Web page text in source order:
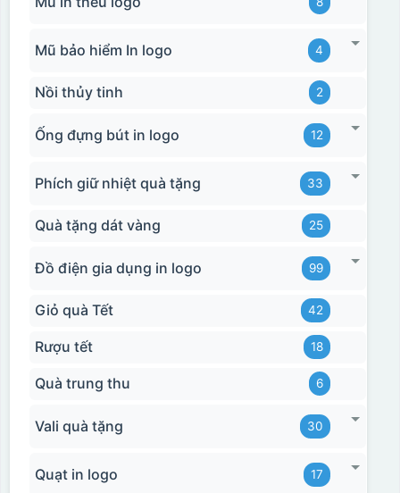
Mũ bảo hiểm In logo 4
Nồi thủy tinh 2
Ống đựng bút in logo 12
Phích giữ nhiệt quà tặng 33
Quà tặng dát vàng 25
Đồ điện gia dụng in logo 99
Giỏ quà Tết 42
Rượu tết 18
Quà trung thu 6
Vali quà tặng 30
Quạt in logo 17